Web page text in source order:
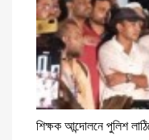
শিক্ষক আন্দোলনে পুলিশ